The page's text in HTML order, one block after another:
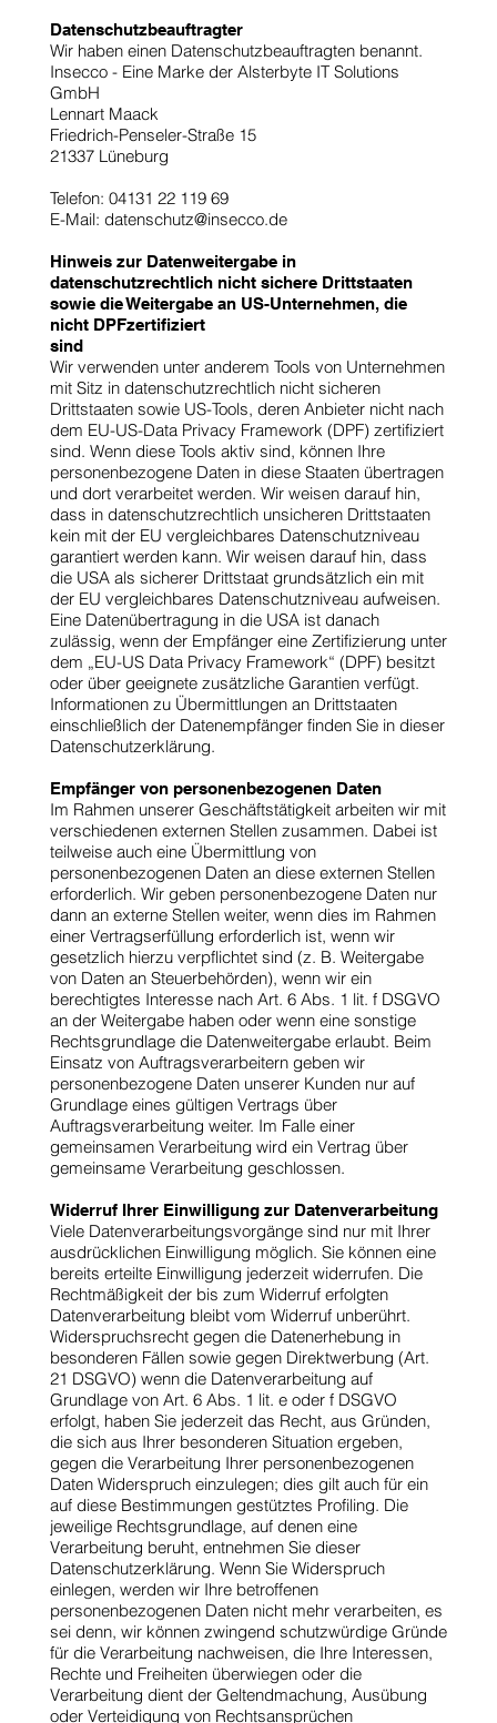
Datenschutzbeauftragter
Wir haben einen Datenschutzbeauftragten benannt.
Insecco - Eine Marke der Alsterbyte IT Solutions
GmbH
Lennart Maack
Friedrich-Penseler-Straße 15
21337 Lüneburg
Telefon: 04131 22 119 69
E-Mail: datenschutz@insecco.de
Hinweis zur Datenweitergabe in
datenschutzrechtlich nicht sichere Drittstaaten
sowie die Weitergabe an US-Unternehmen, die
nicht DPFzertifiziert
sind
Wir verwenden unter anderem Tools von Unternehmen
mit Sitz in datenschutzrechtlich nicht sicheren
Drittstaaten sowie US-Tools, deren Anbieter nicht nach
dem EU-US-Data Privacy Framework (DPF) zertifiziert
sind. Wenn diese Tools aktiv sind, können Ihre
personenbezogene Daten in diese Staaten übertragen
und dort verarbeitet werden. Wir weisen darauf hin,
dass in datenschutzrechtlich unsicheren Drittstaaten
kein mit der EU vergleichbares Datenschutzniveau
garantiert werden kann. Wir weisen darauf hin, dass
die USA als sicherer Drittstaat grundsätzlich ein mit
der EU vergleichbares Datenschutzniveau aufweisen.
Eine Datenübertragung in die USA ist danach
zulässig, wenn der Empfänger eine Zertifizierung unter
dem „EU-US Data Privacy Framework“ (DPF) besitzt
oder über geeignete zusätzliche Garantien verfügt.
Informationen zu Übermittlungen an Drittstaaten
einschließlich der Datenempfänger finden Sie in dieser
Datenschutzerklärung.
Empfänger von personenbezogenen Daten
Im Rahmen unserer Geschäftstätigkeit arbeiten wir mit
verschiedenen externen Stellen zusammen. Dabei ist
teilweise auch eine Übermittlung von
personenbezogenen Daten an diese externen Stellen
erforderlich. Wir geben personenbezogene Daten nur
dann an externe Stellen weiter, wenn dies im Rahmen
einer Vertragserfüllung erforderlich ist, wenn wir
gesetzlich hierzu verpflichtet sind (z. B. Weitergabe
von Daten an Steuerbehörden), wenn wir ein
berechtigtes Interesse nach Art. 6 Abs. 1 lit. f DSGVO
an der Weitergabe haben oder wenn eine sonstige
Rechtsgrundlage die Datenweitergabe erlaubt. Beim
Einsatz von Auftragsverarbeitern geben wir
personenbezogene Daten unserer Kunden nur auf
Grundlage eines gültigen Vertrags über
Auftragsverarbeitung weiter. Im Falle einer
gemeinsamen Verarbeitung wird ein Vertrag über
gemeinsame Verarbeitung geschlossen.
Widerruf Ihrer Einwilligung zur Datenverarbeitung
Viele Datenverarbeitungsvorgänge sind nur mit Ihrer
ausdrücklichen Einwilligung möglich. Sie können eine
bereits erteilte Einwilligung jederzeit widerrufen. Die
Rechtmäßigkeit der bis zum Widerruf erfolgten
Datenverarbeitung bleibt vom Widerruf unberührt.
Widerspruchsrecht gegen die Datenerhebung in
besonderen Fällen sowie gegen Direktwerbung (Art.
21 DSGVO) wenn die Datenverarbeitung auf
Grundlage von Art. 6 Abs. 1 lit. e oder f DSGVO
erfolgt, haben Sie jederzeit das Recht, aus Gründen,
die sich aus Ihrer besonderen Situation ergeben,
gegen die Verarbeitung Ihrer personenbezogenen
Daten Widerspruch einzulegen; dies gilt auch für ein
auf diese Bestimmungen gestütztes Profiling. Die
jeweilige Rechtsgrundlage, auf denen eine
Verarbeitung beruht, entnehmen Sie dieser
Datenschutzerklärung. Wenn Sie Widerspruch
einlegen, werden wir Ihre betroffenen
personenbezogenen Daten nicht mehr verarbeiten, es
sei denn, wir können zwingend schutzwürdige Gründe
für die Verarbeitung nachweisen, die Ihre Interessen,
Rechte und Freiheiten überwiegen oder die
Verarbeitung dient der Geltendmachung, Ausübung
oder Verteidigung von Rechtsansprüchen